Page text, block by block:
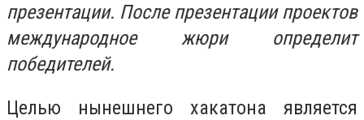
презентации. После презентации проектов
международное жюри определит
победителей.
Целью нынешнего хакатона является